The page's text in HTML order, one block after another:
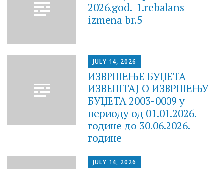
2026.god.-1.rebalans-
izmena br.5
JULY 14, 2026
ИЗВРШЕЊЕ БУЏЕТА –
ИЗВЕШТАЈ O ИЗВРШЕЊУ
БУЏЕТА 2003-0009 у
периоду од 01.01.2026.
године до 30.06.2026.
године
JULY 14, 2026